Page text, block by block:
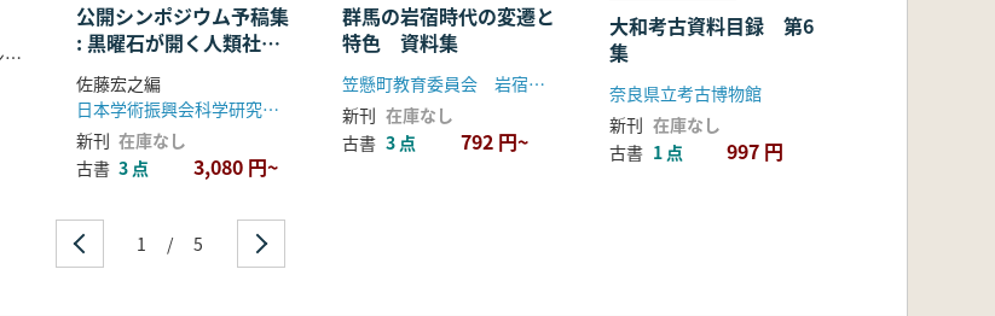
静岡県考古学会第9回シンポジュウム準備委員会
公開シンポジウム予稿集
: 黒曜石が開く人類社会
の交流
佐藤宏之編
日本学術振興会科学研究費補助金(基盤A)「黒曜石の流通と消費からみた環日本海北部地域における更新世人類社会の形成と変容」グループ
新刊 在庫なし
古書 3 点 3,080 円~
群馬の岩宿時代の変遷と
特色 資料集
笠懸町教育委員会 岩宿フォーラム実行委員会
新刊 在庫なし
古書 3 点 792 円~
大和考古資料目録 第6
集
奈良県立考古博物館
新刊 在庫なし
古書 1 点 997 円
1 / 5